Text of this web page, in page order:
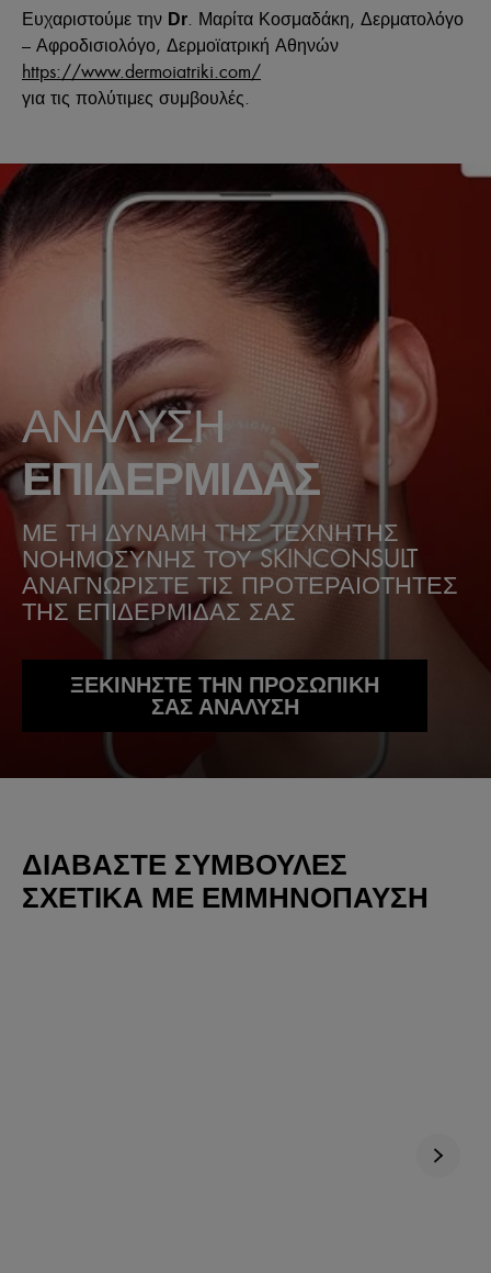
Ευχαριστούμε την Dr. Μαρίτα Κοσμαδάκη, Δερματολόγο
– Αφροδισιολόγο, Δερμοϊατρική Αθηνών
https://www.dermoiatriki.com/
για τις πολύτιμες συμβουλές.
ΑΝΑΛΥΣΗ
ΕΠΙΔΕΡΜΙΔΑΣ
ΜΕ ΤΗ ΔΥΝΑΜΗ ΤΗΣ ΤΕΧΝΗΤΗΣ
ΝΟΗΜΟΣΥΝΗΣ ΤΟΥ SKINCONSULT
ΑΝΑΓΝΩΡΙΣΤΕ ΤΙΣ ΠΡΟΤΕΡΑΙΟΤΗΤΕΣ
ΤΗΣ ΕΠΙΔΕΡΜΙΔΑΣ ΣΑΣ
ΞΕΚΙΝΗΣΤΕ ΤΗΝ ΠΡΟΣΩΠΙΚΗ
ΣΑΣ ΑΝΑΛΥΣΗ
ΔΙΑΒΆΣΤΕ ΣΥΜΒΟΥΛΈΣ
ΣΧΕΤΙΚΆ ΜΕ ΕΜΜΗΝΌΠΑΥΣΗ